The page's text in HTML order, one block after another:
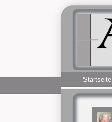
Startseite